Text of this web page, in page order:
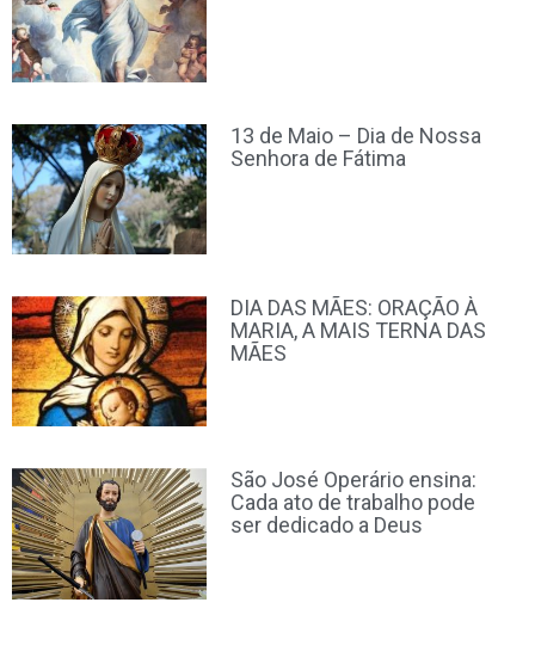
13 de Maio – Dia de Nossa
Senhora de Fátima
DIA DAS MÃES: ORAÇÃO À
MARIA, A MAIS TERNA DAS
MÃES
São José Operário ensina:
Cada ato de trabalho pode
ser dedicado a Deus